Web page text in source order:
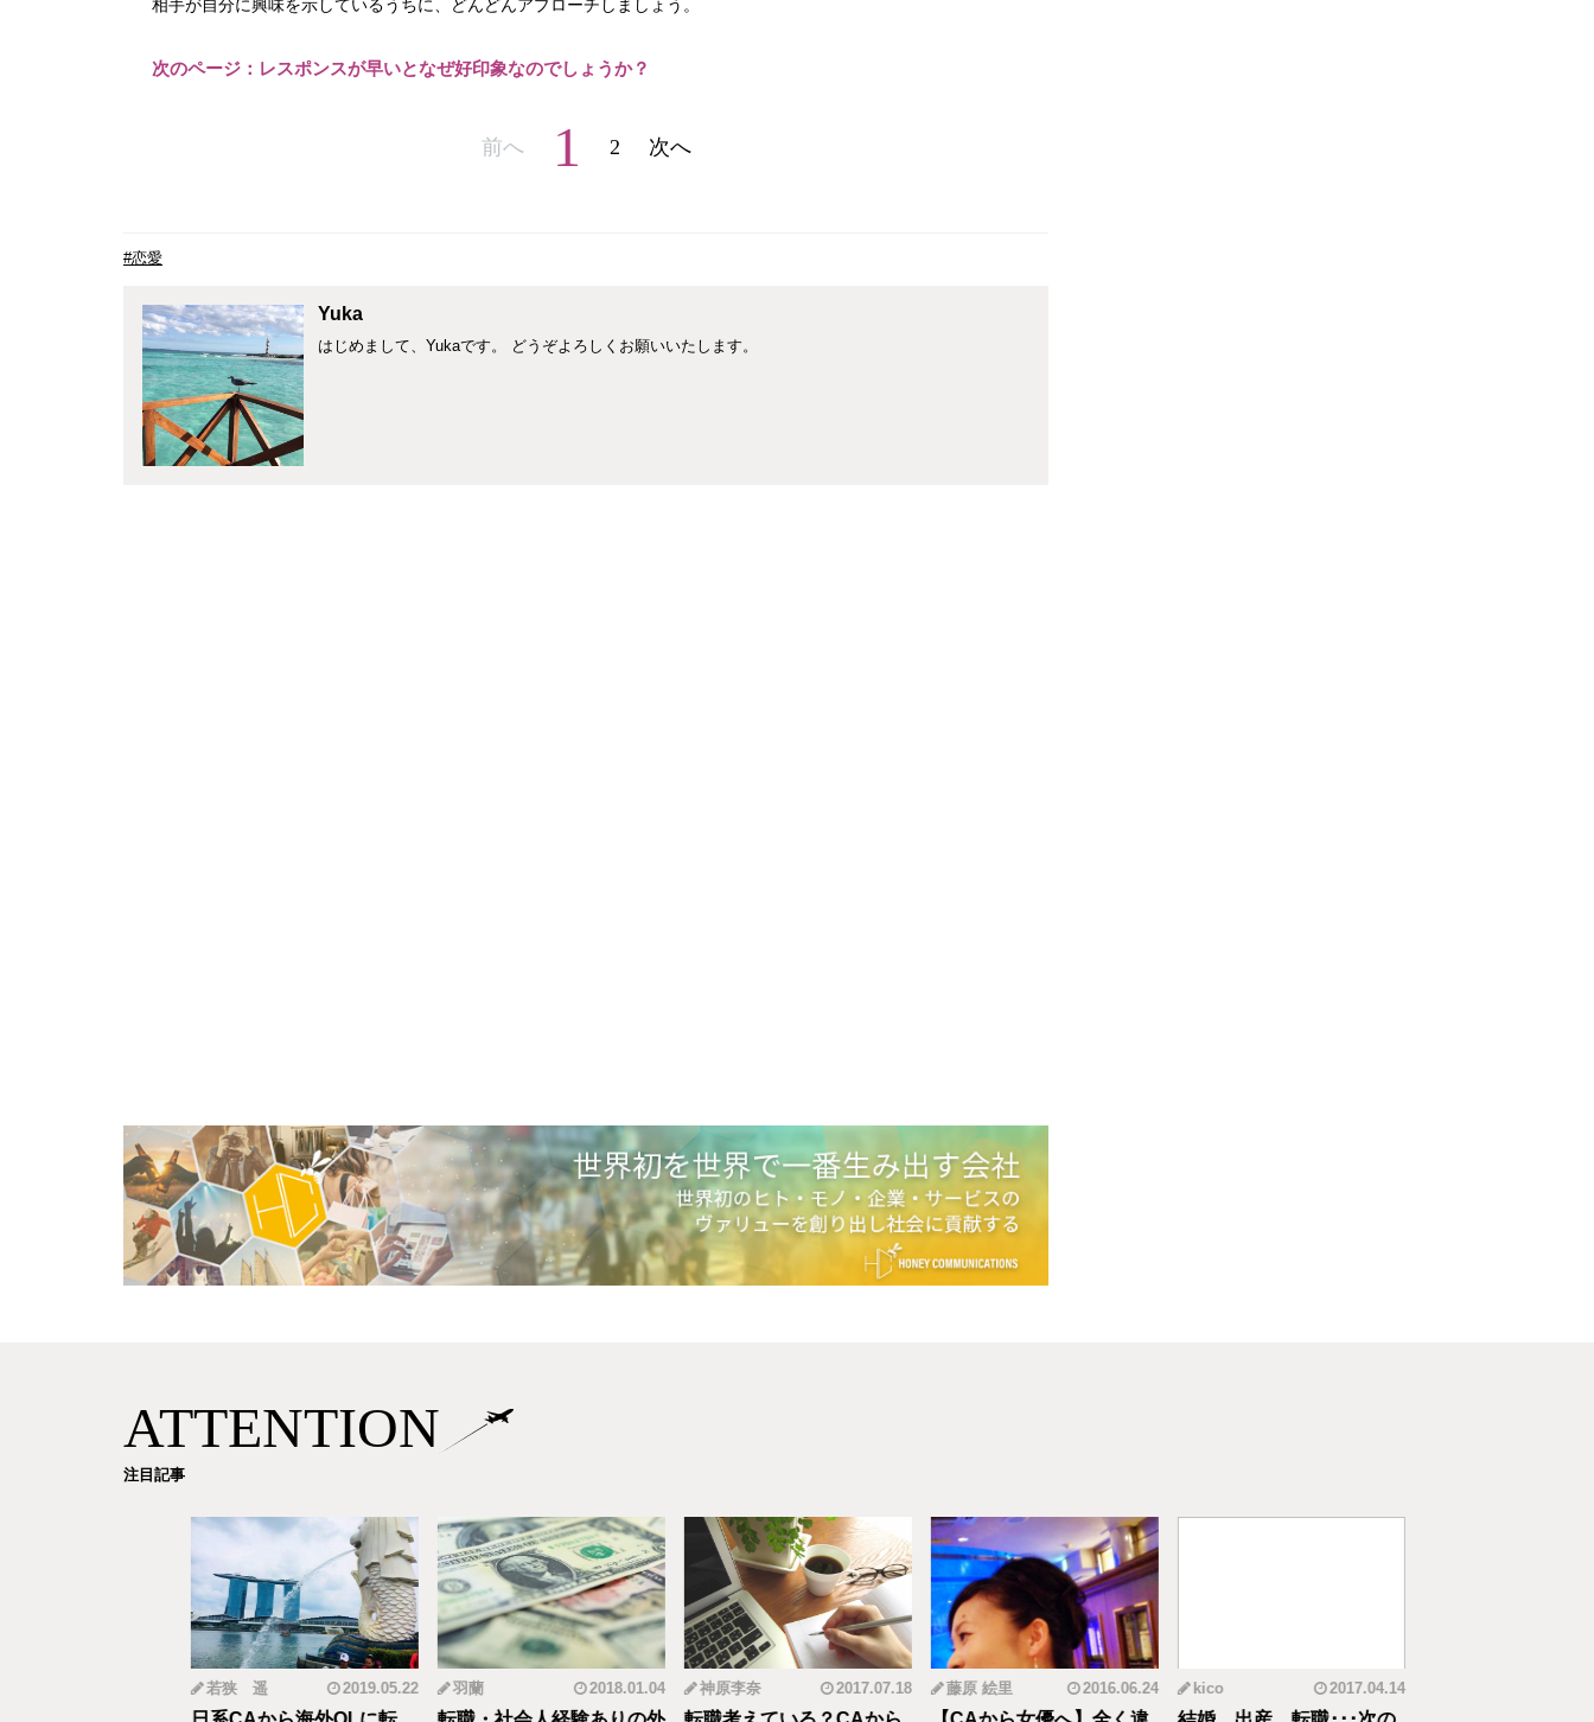
相手が自分に興味を示しているうちに、 どんどんアプローチしましょう。
次のページ：レスポンスが早いとなぜ好印象なのでしょうか？
前へ 1 2 次へ
#恋愛
Yuka
はじめまして、Yukaです。 どうぞよろしくお願いいたします。
ATTENTION
注目記事
若狭 遥 2019.05.22 羽蘭 2018.01.04 神原李奈 2017.07.18 藤原 絵里 2016.06.24 kico 2017.04.14